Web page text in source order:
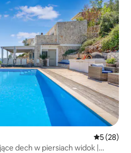
Średnia
5 (28)
dech w piersiach widok |